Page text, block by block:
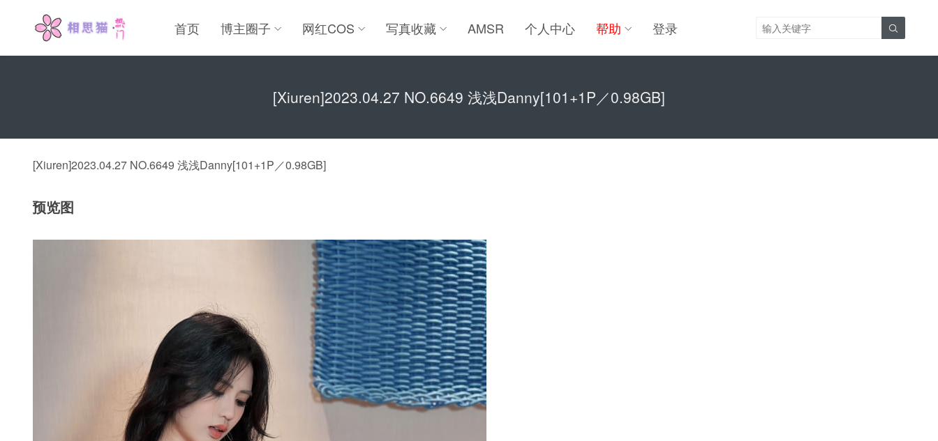
首页 博主圈子 网红COS 写真收藏 AMSR 个人中心 帮助 登录 
[Xiuren]2023.04.27 NO.6649 浅浅Danny[101+1P／0.98GB]
[Xiuren]2023.04.27 NO.6649 浅浅Danny[101+1P／0.98GB]
预览图